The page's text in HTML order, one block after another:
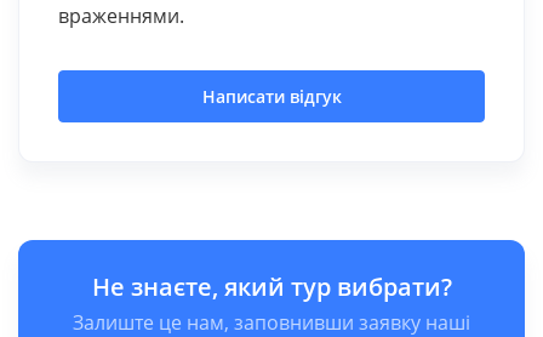
враженнями.
Написати відгук
Не знаєте, який тур вибрати?
Залиште це нам, заповнивши заявку наші